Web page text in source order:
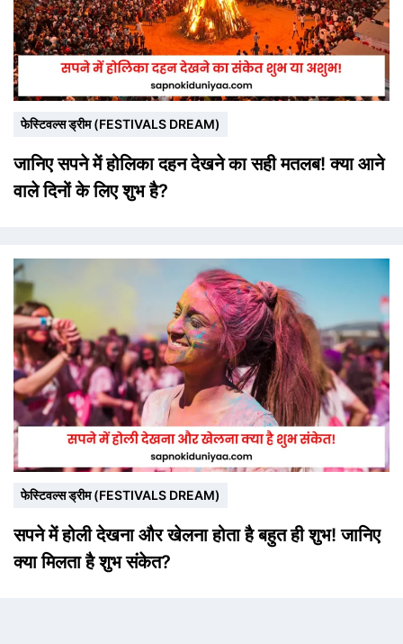
फेस्टिवल्स ड्रीम (FESTIVALS DREAM)
जानिए सपने में होलिका दहन देखने का सही मतलब! क्या आने
वाले दिनों के लिए शुभ है?
फेस्टिवल्स ड्रीम (FESTIVALS DREAM)
सपने में होली देखना और खेलना होता है बहुत ही शुभ! जानिए
क्या मिलता है शुभ संकेत?